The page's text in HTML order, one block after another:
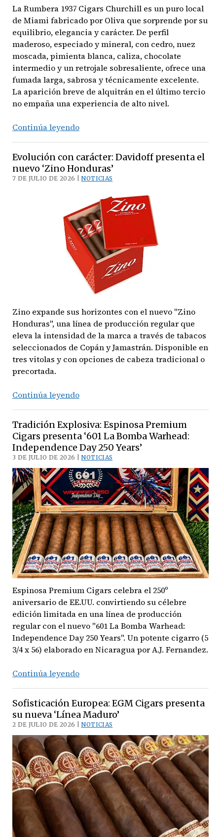
La Rumbera 1937 Cigars Churchill es un puro local
de Miami fabricado por Oliva que sorprende por su
equilibrio, elegancia y carácter. De perfil
maderoso, especiado y mineral, con cedro, nuez
moscada, pimienta blanca, caliza, chocolate
intermedio y un retrojale sobresaliente, ofrece una
fumada larga, sabrosa y técnicamente excelente.
La aparición breve de alquitrán en el último tercio
no empaña una experiencia de alto nivel.
Continúa leyendoLa
1937
Cigars
Churchill
Evolución con carácter: Davidoff presenta el
nuevo ‘Zino Honduras’
7 DE JULIO DE 2026 |NOTICIAS
Zino expande sus horizontes con el nuevo "Zino
Honduras", una línea de producción regular que
eleva la intensidad de la marca a través de tabacos
seleccionados de Copán y Jamastrán. Disponible en
tres vitolas y con opciones de cabeza tradicional o
precortada.
Continúa leyendoEvolución
Davidoff
presenta
el
nuevo
‘Zino
Honduras’
Tradición Explosiva: Espinosa Premium
Cigars presenta ‘601 La Bomba Warhead:
Independence Day 250 Years’
3 DE JULIO DE 2026 |NOTICIAS
Espinosa Premium Cigars celebra el 250º
aniversario de EE.UU. convirtiendo su célebre
edición limitada en una línea de producción
regular con el nuevo "601 La Bomba Warhead:
Independence Day 250 Years". Un potente cigarro (5
3/4 x 56) elaborado en Nicaragua por A.J. Fernandez.
Continúa leyendoTradición
Premium
Cigars
‘601
La
Bomba
Warhead:
Independence
Day
250
Years’
Sofisticación Europea: EGM Cigars presenta
su nueva ‘Línea Maduro’
2 DE JULIO DE 2026 |NOTICIAS